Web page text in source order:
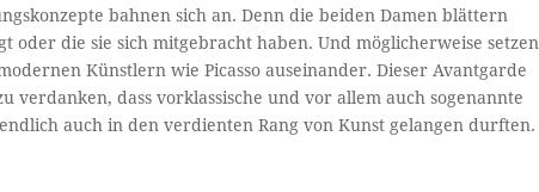
bahnen sich an. Denn die beiden Damen blättern
die sie sich mitgebracht haben. Und möglicherweise setzen
Künstlern wie Picasso auseinander. Dieser Avantgarde
verdanken, dass vorklassische und vor allem auch sogenannte
auch in den verdienten Rang von Kunst gelangen durften.